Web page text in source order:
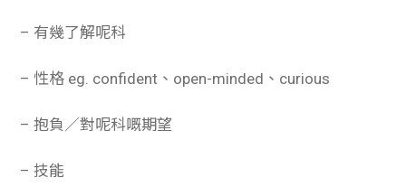
– 有幾了解呢科
– 性格 eg. confident、open-minded、curious
– 抱負／對呢科嘅期望
– 技能